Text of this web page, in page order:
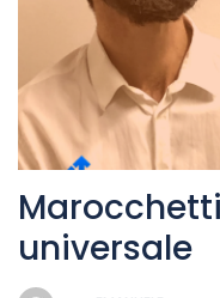
universale